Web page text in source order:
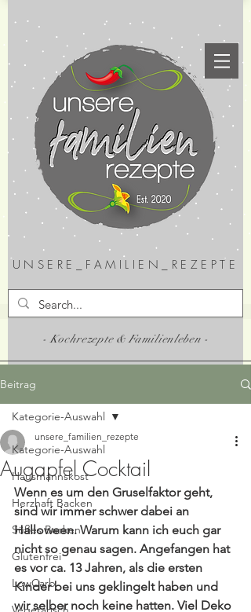
UNSERE_FAMILIEN_REZEPTE
- Kochrezepte & Familienleben -
Beitrag
Kategorie-Auswahl
Hausmannskost
Herzhaft Backen
Süßes Backen
Glutenfrei
LowCarb
Kategorie-Auswahl
Augapfel Cocktail
unsere_familien_rezepte
Wenn es um den Gruselfaktor geht,
sind wir immer schwer dabei an
Halloween. Warum kann ich euch gar
nicht so genau sagen. Angefangen hat
es vor ca. 13 Jahren, als die ersten
Kinder bei uns geklingelt haben und
wir selber noch keine hatten. Viel Deko